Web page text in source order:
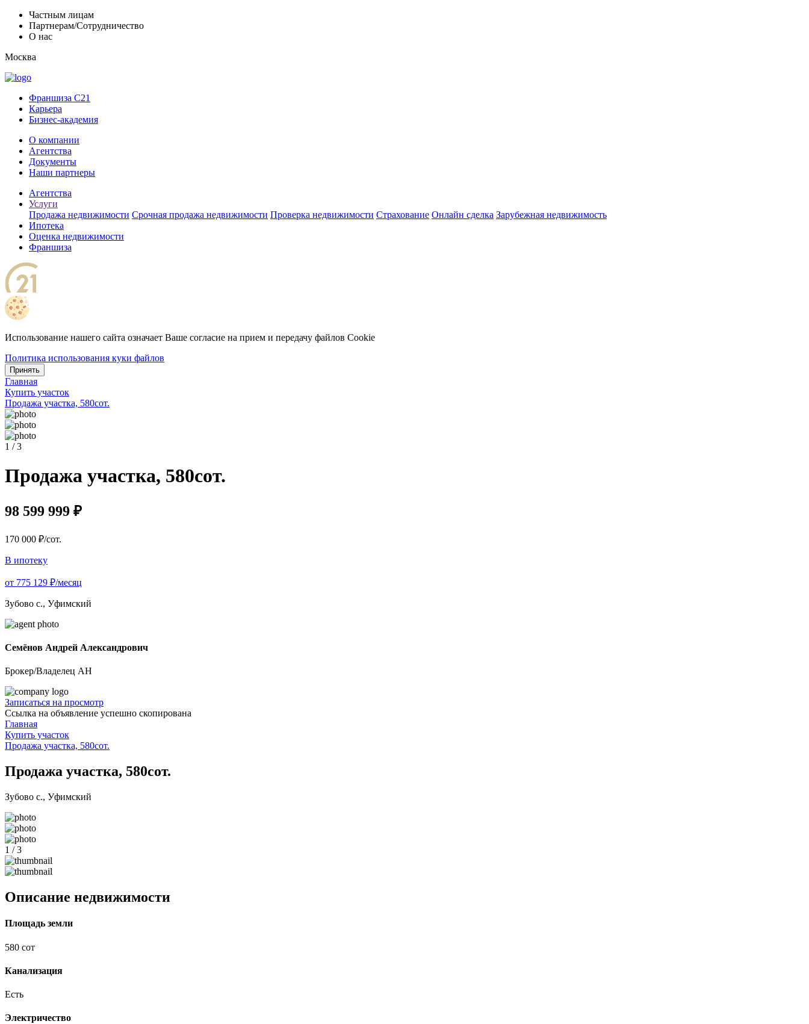
Частным лицам
Партнерам/Сотрудничество
О нас
Москва
Франшиза C21
Карьера
Бизнес-академия
О компании
Агентства
Документы
Наши партнеры
Агентства
Услуги
Продажа недвижимости Срочная продажа недвижимости Проверка недвижимости Страхование Онлайн сделка Зарубежная недвижимость
Ипотека
Оценка недвижимости
Франшиза
Использование нашего сайта означает Ваше согласие на прием и передачу файлов Cookie
Политика использования куки файлов
Принять
Главная
Купить участок
Продажа участка, 580сот.
1 / 3
Продажа участка, 580сот.
98 599 999 ₽
170 000 ₽/сот.
В ипотеку
от 775 129 ₽/месяц
Зубово с., Уфимский
Семёнов Андрей Александрович
Брокер/Владелец АН
Записаться на просмотр
Ссылка на объявление успешно скопирована
Главная
Купить участок
Продажа участка, 580сот.
Продажа участка, 580сот.
Зубово с., Уфимский
1 / 3
Описание недвижимости
Площадь земли
580 сот
Канализация
Есть
Электричество